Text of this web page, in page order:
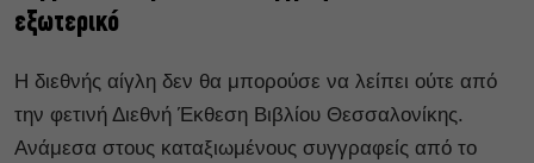
εξωτερικό
Η διεθνής αίγλη δεν θα μπορούσε να λείπει ούτε από
την φετινή Διεθνή Έκθεση Βιβλίου Θεσσαλονίκης.
Ανάμεσα στους καταξιωμένους συγγραφείς από το